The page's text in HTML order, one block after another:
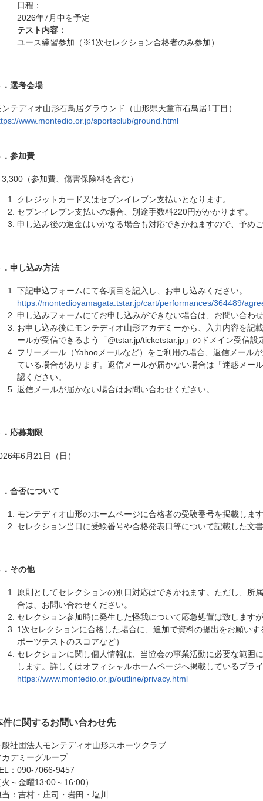
日程：
2026年7月中を予定
テスト内容：
ユース練習参加（※1次セレクション合格者のみ参加）
．選考会場
ンテディオ山形石鳥居グラウンド（山形県天童市石鳥居1丁目）
www.montedio.or.jp/sportsclub/ground.html
．参加費
3,300（参加費、傷害保険料を含む）
クレジットカード又はセブンイレブン支払いとなります。
セブンイレブン支払いの場合、別途手数料220円がかかります。
申し込み後の返金はいかなる場合も対応できかねますので、予めご
．申し込み方法
下記申込フォームにて各項目を記入し、お申し込みください。
https://montedioyamagata.tstar.jp/cart/performances/364489/
申し込みフォームにてお申し込みができない場合は、お問い合わせ
お申し込み後にモンテディオ山形アカデミーから、入力内容を記
ールが受信できるよう「@tstar.jp/ticketstar.jp」のドメイン受信設
フリーメール（Yahooメールなど）をご利用の場合、返信メール
ている場合があります。返信メールが届かない場合は「迷惑メー
認ください。
返信メールが届かない場合はお問い合わせください。
．応募期限
年6月21日（日）
．合否について
モンテディオ山形のホームページに合格者の受験番号を掲載します
セレクション当日に受験番号や合格発表日等について記載した文
．その他
原則としてセレクションの別日対応はできかねます。ただし、所
合は、お問い合わせください。
セレクション参加時に発生した怪我について応急処置は致します
1次セレクションに合格した場合に、追加で資料の提出をお願い
ポーツテストのスコアなど）
セレクションに関し個人情報は、当協会の事業活動に必要な範囲
します。詳しくはオフィシャルホームページへ掲載しているプラ
https://www.montedio.or.jp/outline/privacy.html
件に関するお問い合わせ先
般社団法人モンテディオ山形スポーツクラブ
カデミーグループ
：090-7066-9457
火～金曜13:00～16:00）
当：吉村・庄司・岩田・塩川